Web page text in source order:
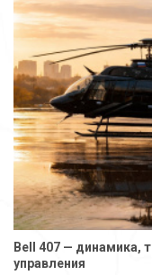
Bell 407 — динамика,
управления